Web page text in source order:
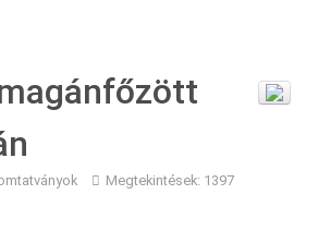
Megtekintések: 1397